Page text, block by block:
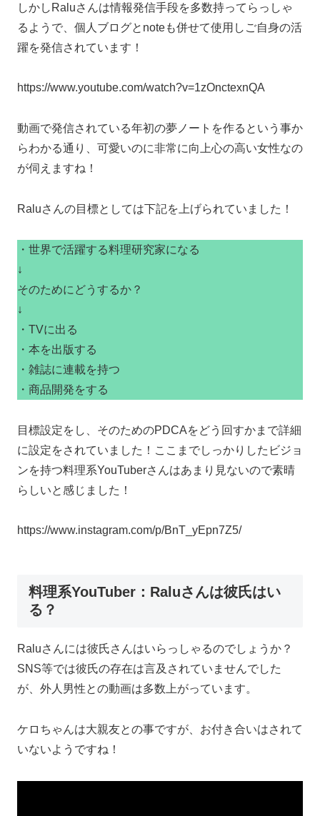
しかしRaluさんは情報発信手段を多数持ってらっしゃ
るようで、個人ブログとnoteも併せて使用しご自身の活
躍を発信されています！
https://www.youtube.com/watch?v=1zOnctexnQA
動画で発信されている年初の夢ノートを作るという事か
らわかる通り、可愛いのに非常に向上心の高い女性なの
が伺えますね！
Raluさんの目標としては下記を上げられていました！
・世界で活躍する料理研究家になる
↓
そのためにどうするか？
↓
・TVに出る
・本を出版する
・雑誌に連載を持つ
・商品開発をする
目標設定をし、そのためのPDCAをどう回すかまで詳細
に設定をされていました！ここまでしっかりしたビジョ
ンを持つ料理系YouTuberさんはあまり見ないので素晴
らしいと感じました！
https://www.instagram.com/p/BnT_yEpn7Z5/
料理系YouTuber：Raluさんは彼氏はい
る？
Raluさんには彼氏さんはいらっしゃるのでしょうか？
SNS等では彼氏の存在は言及されていませんでした
が、外人男性との動画は多数上がっています。
ケロちゃんは大親友との事ですが、お付き合いはされて
いないようですね！